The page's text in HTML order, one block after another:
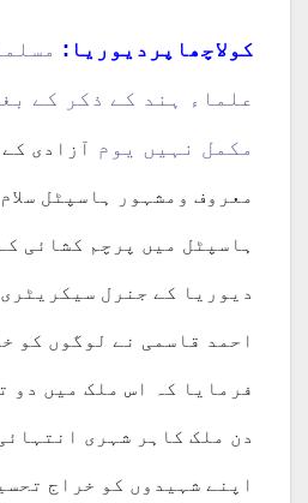
کولاچھاپردیوریا:
علماء ہند کے ذکر کے
مکمل نہیں یوم آزادی
معروف ومشہور ہاسپٹل
ہاسپٹل میں پرچم کشائی
دیوریا کے جنرل سیکریٹری
احمد قاسمی نے لوگوں کو
فرمایا کہ اس ملک میں دو
دن ملک کاہر شہری
اپنے شہیدوں کو خراج